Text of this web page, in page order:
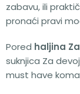
zabavu, ili
pronaći pravi
Pored haljina
suknjica Za
must have